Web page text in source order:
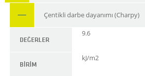
Çentikli darbe dayanımı (Charpy)
DEĞERLER
9.6
BIRIM
kJ/m2